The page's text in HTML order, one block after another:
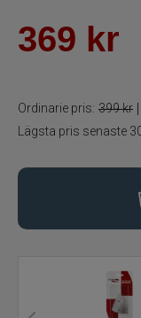
Rödingblänken
Isborrar
369 kr
Ordinarie pris: 399 kr |
Lägsta pris senaste